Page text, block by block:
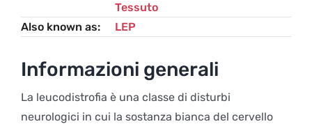
Tessuto
Also known as
LEP
Informazioni generali
La leucodistrofia è una classe di disturbi
neurologici in cui la sostanza bianca del cervello